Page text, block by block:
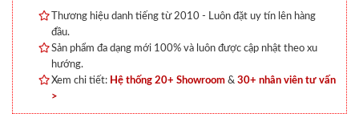
Thương hiệu danh tiếng từ 2010 - Luôn đặt uy tín lên hàng
đầu.
Sản phẩm đa dạng mới 100% và luôn được cập nhật theo xu
hướng.
Xem chi tiết: Hệ thống 20+ Showroom & 30+ nhân viên tư vấn
>